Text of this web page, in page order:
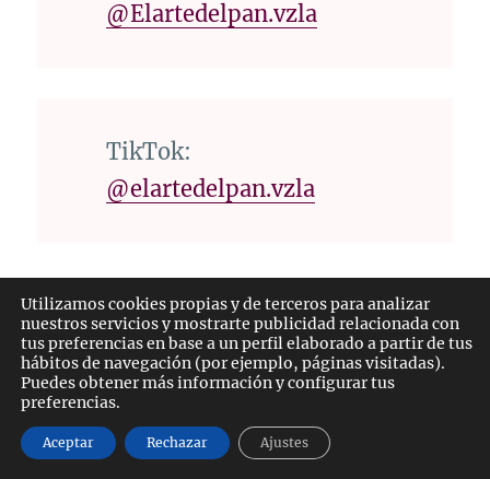
@Elartedelpan.vzla
TikTok:
@elartedelpan.vzla
YouTube:@Elartedelpan
Muchas gracias por leer este post y
hasta la próxima.
Utilizamos cookies propias y de terceros para analizar
nuestros servicios y mostrarte publicidad relacionada con
tus preferencias en base a un perfil elaborado a partir de tus
hábitos de navegación (por ejemplo, páginas visitadas).
Puedes obtener más información y configurar tus
preferencias.
Aceptar Rechazar Ajustes